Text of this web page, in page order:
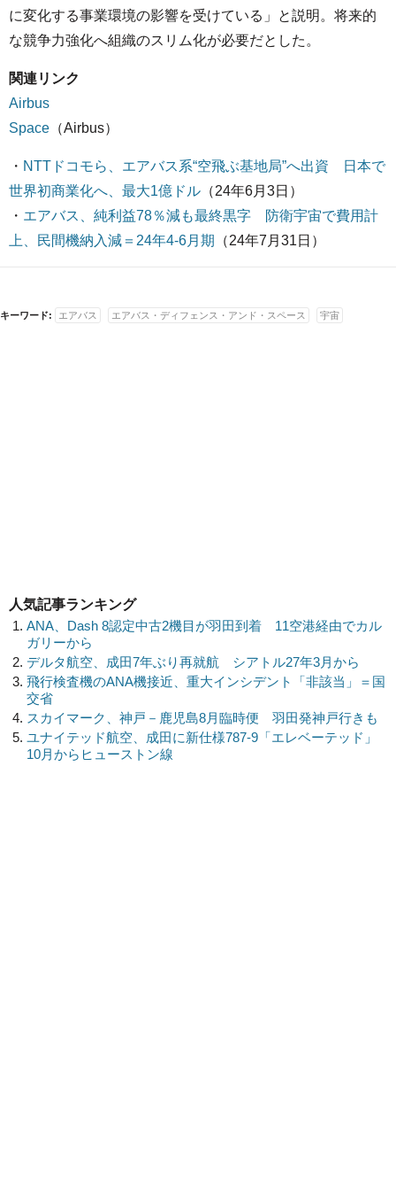
に変化する事業環境の影響を受けている」と説明。将来的
な競争力強化へ組織のスリム化が必要だとした。
関連リンク
Airbus
Space （Airbus）
・ NTTドコモら、エアバス系“空飛ぶ基地局”へ出資 日本で
世界初商業化へ、最大1億ドル （24年6月3日）
・ エアバス、純利益78％減も最終黒字 防衛宇宙で費用計
上、民間機納入減＝24年4-6月期
（24年7月31日）
キーワード: エアバス エアバス・ディフェンス・アンド・スペース 宇宙
人気記事ランキング
ANA、Dash 8認定中古2機目が羽田到着 11空港経由でカル
ガリーから
デルタ航空、成田7年ぶり再就航 シアトル27年3月から
飛行検査機のANA機接近、重大インシデント「非該当」＝国
交省
スカイマーク、神戸－鹿児島8月臨時便 羽田発神戸行きも
ユナイテッド航空、成田に新仕様787-9「エレベーテッド」
10月からヒューストン線